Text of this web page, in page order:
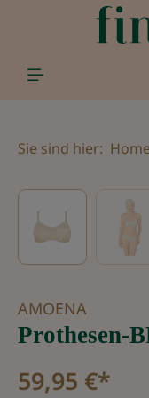
springen
Sie sind hier: Home
Bildergalerie
AMOENA
Prothesen-
59,95 €*